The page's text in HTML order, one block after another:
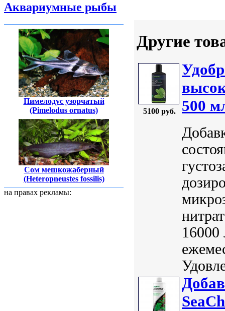
Аквариумные рыбы
Пимелодус узорчатый
(Pimelodus ornatus)
Сом мешкожаберный
(Heteropneustes fossilis)
на правах рекламы:
Другие
5100 руб.
500
16000